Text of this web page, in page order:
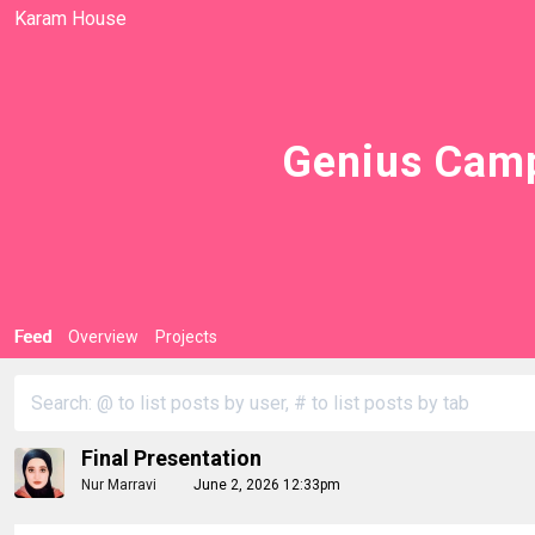
Karam House
Genius
Feed Overview Projects
Final Presentation
Nur Marravi June 2, 2026 12:33pm